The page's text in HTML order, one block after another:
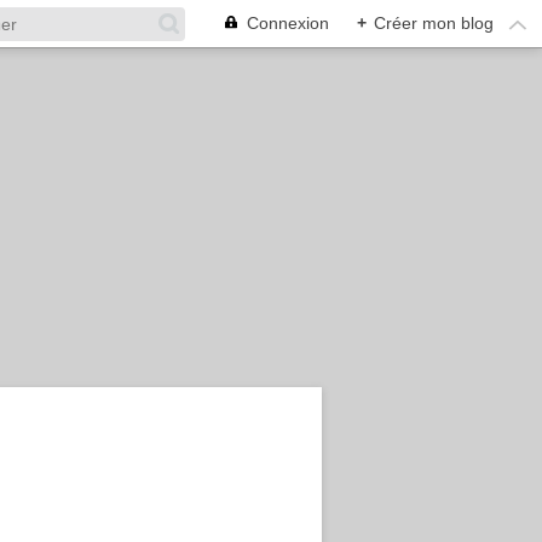
Connexion + Créer mon blog